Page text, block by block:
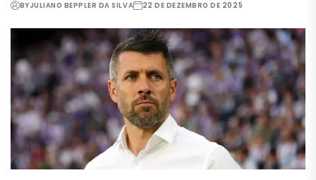
BYJULIANO BEPPLER DA SILVA 22 DE DEZEMBRO DE 2025